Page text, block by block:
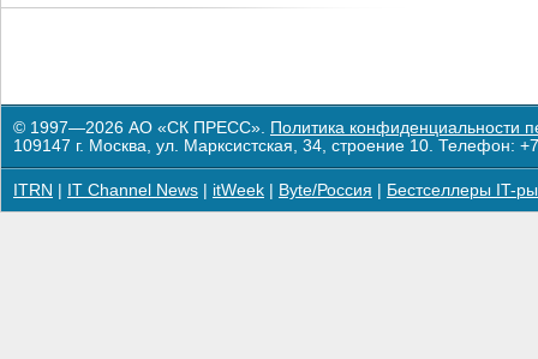
© 1997—2026 АО «СК ПРЕСС». Политика конфиденциальности
109147 г. Москва, ул. Марксистская, 34, строение 10. Телефон:
ITRN IT Channel News itWeek Byte/Россия Бестселлеры IT-